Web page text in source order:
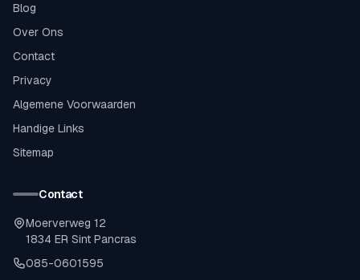
Blog
Over Ons
Contact
Privacy
Algemene Voorwaarden
Handige Links
Sitemap
Contact
Moerverweg 12
1834 ER Sint Pancras
085-0601595